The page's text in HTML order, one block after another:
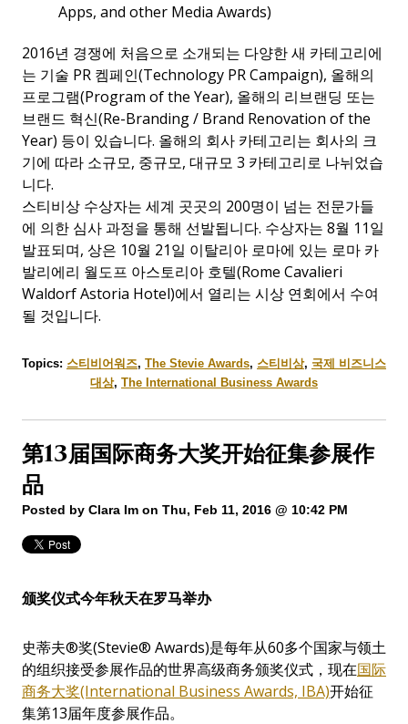
Apps, and other Media Awards)
2016년 경쟁에 처음으로 소개되는 다양한 새 카테고리에
는 기술 PR 켐페인(Technology PR Campaign), 올해의
프로그램(Program of the Year), 올해의 리브랜딩 또는
브랜드 혁신(Re-Branding / Brand Renovation of the
Year) 등이 있습니다. 올해의 회사 카테고리는 회사의 크
기에 따라 소규모, 중규모, 대규모 3 카테고리로 나뉘었습
니다.
스티비상 수상자는 세계 곳곳의 200명이 넘는 전문가들
에 의한 심사 과정을 통해 선발됩니다. 수상자는 8월 11일
발표되며, 상은 10월 21일 이탈리아 로마에 있는 로마 카
발리에리 월도프 아스토리아 호텔(Rome Cavalieri
Waldorf Astoria Hotel)에서 열리는 시상 연회에서 수여
될 것입니다.
Topics: 스티비어워즈, The Stevie Awards, 스티비상, 국제 비즈니스
대상, The International Business Awards
第13届国际商务大奖开始征集参展作
品
Posted by Clara Im on Thu, Feb 11, 2016 @ 10:42 PM
颁奖仪式今年秋天在罗马举办
史蒂夫®奖(Stevie® Awards)是每年从60多个国家与领土
的组织接受参展作品的世界高级商务颁奖仪式，现在国际
商务大奖(International Business Awards, IBA)开始征
集第13届年度参展作品。